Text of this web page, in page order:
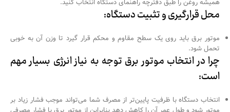
همیشه روغن را طبق دفترچه راهنمای دستگاه انتخاب کنید.
محل قرارگیری و تثبیت دستگاه:
موتور برق باید روی یک سطح مقاوم و محکم قرار گیرد تا وزن آن به خوبی
تحمل شود.
چرا در انتخاب موتور برق توجه به نیاز انرژی بسیار مهم
است:
انتخاب دستگاه با ظرفیت پایین‌تر از مصرف شما می‌تواند موجب فشار زیاد بر